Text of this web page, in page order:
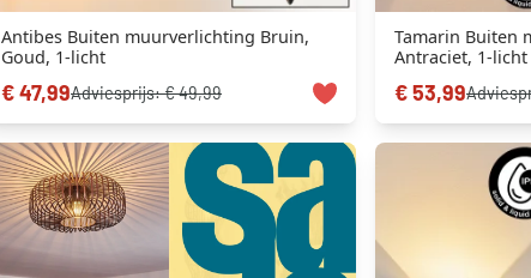
Antibes Buiten muurverlichting Bruin,
Goud, 1-licht
€ 47,99Adviesprijs:€ 49,99
Tamarin Buiten
Antraciet, 1-licht
€ 53,99